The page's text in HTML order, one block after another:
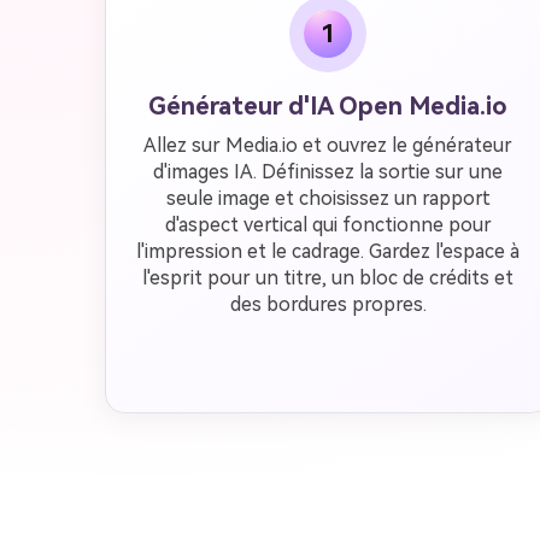
1
Générateur d'IA Open Media.io
Allez sur Media.io et ouvrez le générateur
d'images IA. Définissez la sortie sur une
seule image et choisissez un rapport
d'aspect vertical qui fonctionne pour
l'impression et le cadrage. Gardez l'espace à
l'esprit pour un titre, un bloc de crédits et
des bordures propres.